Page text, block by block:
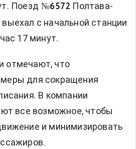
Поезд №6572 Полтава-
с начальной станции
17 минут.
отмечают, что
для сокращения
В компании
все возможное, чтобы
и минимизировать